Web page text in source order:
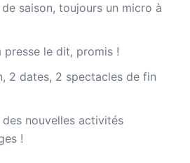
saison, toujours un micro à
presse le dit, promis !
2 dates, 2 spectacles de fin
nouvelles activités
!